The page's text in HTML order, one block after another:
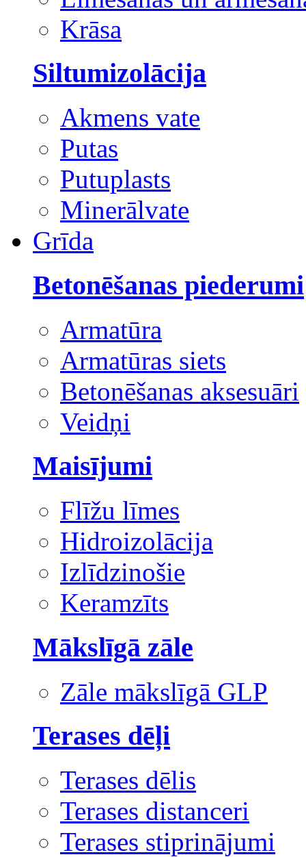
Krāsa
Siltumizolācija
Akmens vate
Putas
Putuplasts
Minerālvate
Grīda
Betonēšanas piederumi
Armatūra
Armatūras siets
Betonēšanas aksesuāri
Veidņi
Maisījumi
Flīžu līmes
Hidroizolācija
Izlīdzinošie
Keramzīts
Mākslīgā zāle
Zāle mākslīgā GLP
Terases dēļi
Terases dēlis
Terases distanceri
Terases stiprinājumi